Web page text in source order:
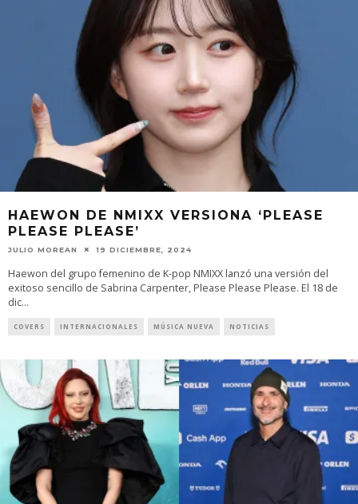
HAEWON DE NMIXX VERSIONA ‘PLEASE
PLEASE PLEASE’
JULIO MOREAN 19 DICIEMBRE, 2024
Haewon del grupo femenino de K-pop NMIXX lanzó una versión del
exitoso sencillo de Sabrina Carpenter, Please Please Please. El 18 de
dic...
COVERS INTERNACIONALES MÚSICA NUEVA NOTICIAS